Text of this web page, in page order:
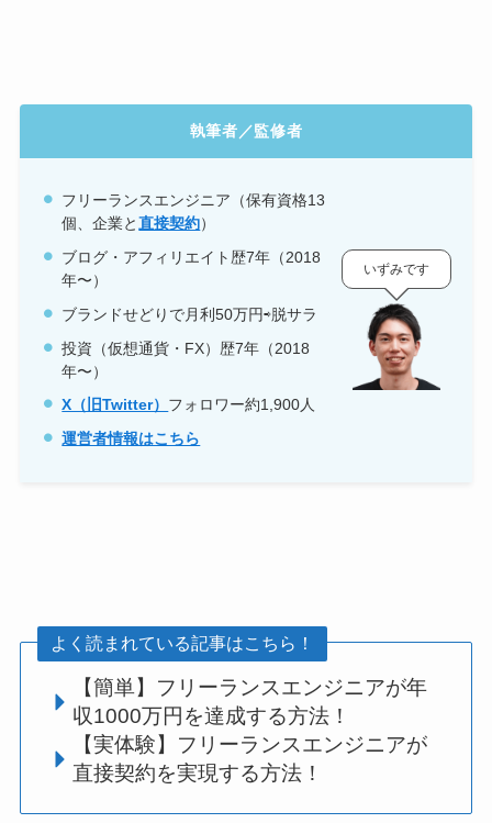
執筆者／監修者
フリーランスエンジニア（保有資格13
個、企業と直接契約）
ブログ・アフィリエイト歴7年（2018
年〜）
ブランドせどりで月利50万円⇨脱サラ
投資（仮想通貨・FX）歴7年（2018
年〜）
X（旧Twitter） フォロワー約1,900人
運営者情報はこちら
いずみです
よく読まれている記事はこちら！
【簡単】フリーランスエンジニアが年
収1000万円を達成する方法！
【実体験】フリーランスエンジニアが
直接契約を実現する方法！